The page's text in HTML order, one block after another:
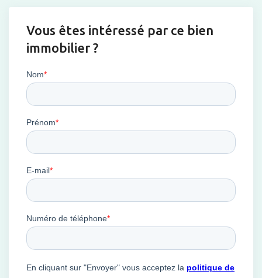
Vous êtes intéressé par ce bien
immobilier ?